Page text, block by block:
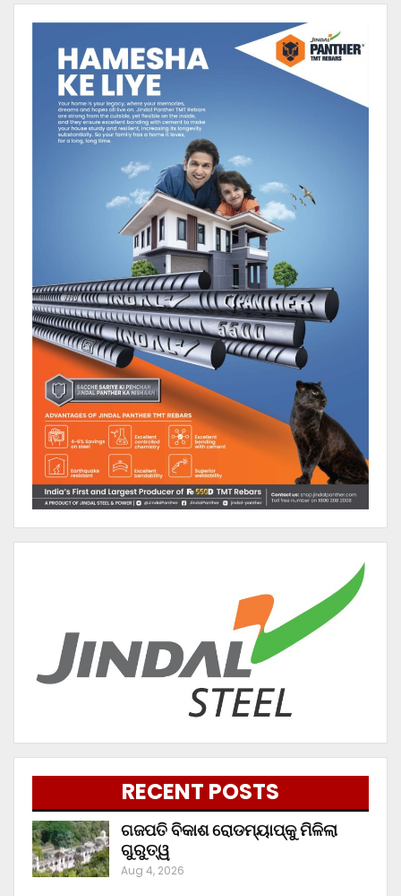
RECENT POSTS
ଗଜପତି ବିକାଶ ରୋଡମ୍ୟାପ୍‌କୁ ମିଳିଲା
ଗୁରୁତ୍ୱ
Aug 4, 2026